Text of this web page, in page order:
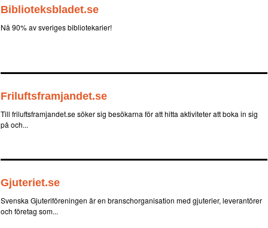
Biblioteksbladet.se
Nå 90% av sveriges bibliotekarier!
Friluftsframjandet.se
Till friluftsframjandet.se söker sig besökarna för att hitta aktiviteter att boka in sig
på och...
Gjuteriet.se
Svenska Gjuteriföreningen är en branschorganisation med gjuterier, leverantörer
och företag som...